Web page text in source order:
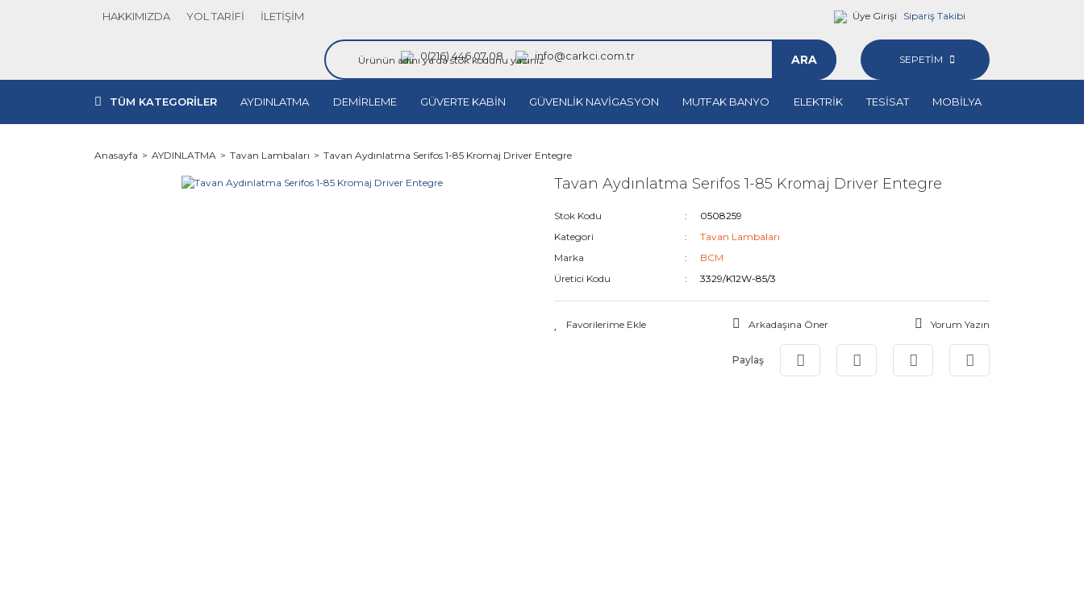
HAKKIMIZDA YOL TARİFİ İLETİŞİM Üye Girişi Sipariş Takibi
0(216) 446 07 08 info@carkci.com.tr ARA SEPETİM
TÜM KATEGORİLER AYDINLATMA DEMİRLEME GÜVERTE KABİN GÜVENLİK NAVİGASYON MUTFAK BANYO ELEKTRİK TESİSAT MOBİLYA
Anasayfa AYDINLATMA Tavan Lambaları Tavan Aydınlatma Serifos 1-85 Kromaj Driver Entegre
Tavan Aydınlatma Serifos 1-85 Kromaj Driver Entegre
Stok Kodu
0508259
Kategori
Tavan Lambaları
Marka
BCM
Üretici Kodu
3329/K12W-85/3
Arkadaşına Öner Yorum Yazın
Paylaş